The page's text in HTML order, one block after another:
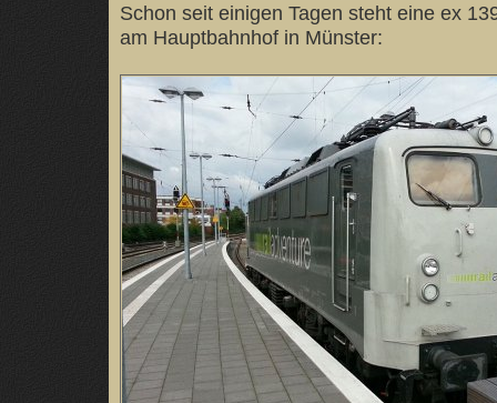
Schon seit einigen Tagen steht eine ex
am Hauptbahnhof in Münster: